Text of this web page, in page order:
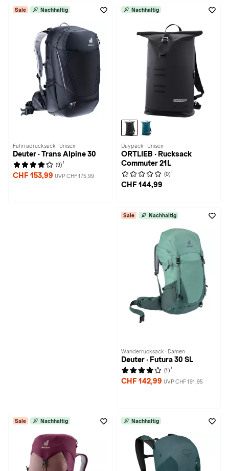
Sale Nachhaltig
Fahrradrucksack · Unisex
Deuter · Trans Alpine 30
(9) 1
CHF 153,99 UVP CHF 175,99
Nachhaltig
Daypack · Unisex
ORTLIEB · Rucksack
Commuter 21L
(0) 1
CHF 144,99
Sale Nachhaltig
Wanderrucksack · Damen
Deuter · Futura 30 SL
(1) 1
CHF 142,99 UVP CHF 191,95
Sale Nachhaltig Nachhaltig